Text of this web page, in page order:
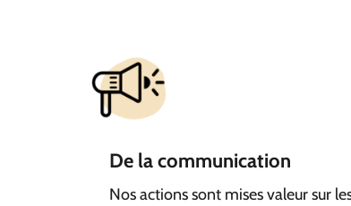
De la communication
Nos actions sont mises valeur sur